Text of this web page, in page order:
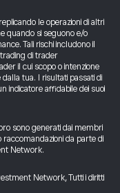
le operazioni di altri
quando si seguono e/o
Tali rischi includono il
trading di trader
il cui scopo o intenzione
dalla tua. I risultati passati di
indicatore affidabile dei suoi
sono generati dai membri
da parte di
Network.
Network, Tutti i diritti